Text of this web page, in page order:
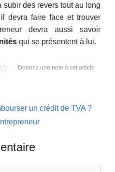
subir des revers tout au long
devra faire face et trouver
devra aussi savoir
qui se présentent à lui.
Donnez une note à cet article
un crédit de TVA ?